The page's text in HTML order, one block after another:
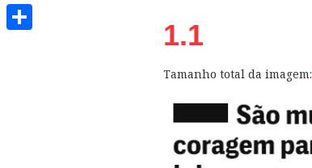
1.1
Tamanho total da imagem:
WhatsApp